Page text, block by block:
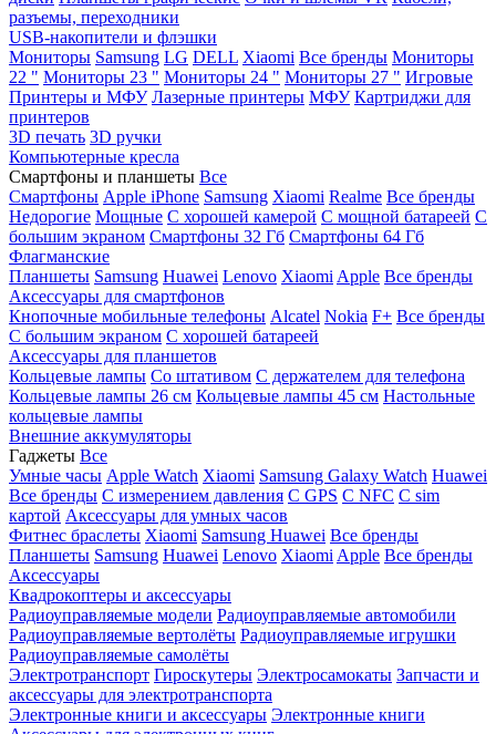
разъемы, переходники
USB-накопители и флэшки
Мониторы Samsung LG DELL Xiaomi Все бренды Мониторы
22 " Мониторы 23 " Мониторы 24 " Мониторы 27 " Игровые
Принтеры и МФУ Лазерные принтеры МФУ Картриджи для
принтеров
3D печать 3D ручки
Компьютерные кресла
Смартфоны и планшеты Все
Смартфоны Apple iPhone Samsung Xiaomi Realme Все бренды
Недорогие Мощные С хорошей камерой С мощной батареей С
большим экраном Смартфоны 32 Гб Смартфоны 64 Гб
Флагманские
Планшеты Samsung Huawei Lenovo Xiaomi Apple Все бренды
Аксессуары для смартфонов
Кнопочные мобильные телефоны Alcatel Nokia F+ Все бренды
С большим экраном С хорошей батареей
Аксессуары для планшетов
Кольцевые лампы Со штативом C держателем для телефона
Кольцевые лампы 26 см Кольцевые лампы 45 см Настольные
кольцевые лампы
Внешние аккумуляторы
Гаджеты Все
Умные часы Apple Watch Xiaomi Samsung Galaxy Watch Huawei
Все бренды C измерением давления C GPS C NFC C sim
картой Аксессуары для умных часов
Фитнес браслеты Xiaomi Samsung Huawei Все бренды
Планшеты Samsung Huawei Lenovo Xiaomi Apple Все бренды
Аксессуары
Квадрокоптеры и аксессуары
Радиоуправляемые модели Радиоуправляемые автомобили
Радиоуправляемые вертолёты Радиоуправляемые игрушки
Радиоуправляемые самолёты
Электротранспорт Гироскутеры Электросамокаты Запчасти и
аксессуары для электротранспорта
Электронные книги и аксессуары Электронные книги